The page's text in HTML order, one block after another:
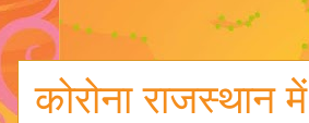
कोरोना राजस्थान